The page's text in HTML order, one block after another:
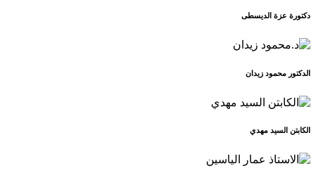
دكتورة عزة الديسطى
الدكتور محمود زيدان
الكابتن السيد مهدي